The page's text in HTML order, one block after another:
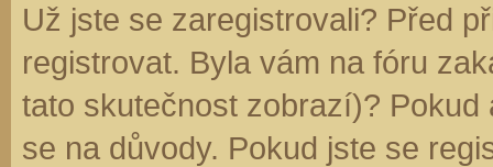
Už jste se zaregistrovali? Před
registrovat. Byla vám na fóru
tato skutečnost zobrazí)?
se na důvody. Pokud jste se